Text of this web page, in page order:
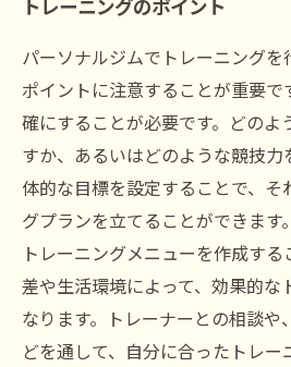
パーソナルジムでトレーニング
ポイントに注意することが重要で
確にすることが必要です。どのよ
すか、あるいはどのような競技力
体的な目標を設定することで、そ
グプランを立てることができます
トレーニングメニューを作成す
差や生活環境によって、効果的な
なります。トレーナーとの相談や
どを通して、自分に合ったトレ